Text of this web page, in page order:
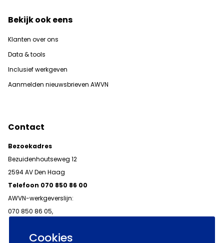
Cookies
Bekijk ook eens
Klanten over ons
Data & tools
Inclusief werkgeven
Aanmelden nieuwsbrieven AWVN
Contact
Bezoekadres
Bezuidenhoutseweg 12
2594 AV Den Haag
Telefoon 070 850 86 00
AWVN-werkgeverslijn:
070 850 86 05,